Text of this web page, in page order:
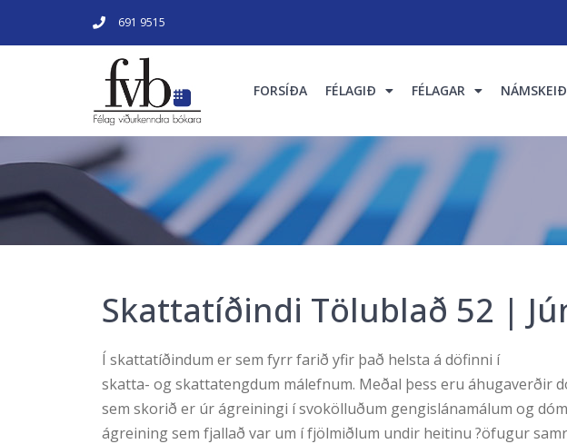
691 9515
FORSÍÐA FÉLAGIÐ FÉLAGAR
Skattatíðindi Tölublað 52 |
Í skattatíðindum er sem fyrr farið yfir það helsta á döfinni í
skatta- og skattatengdum málefnum. Meðal þess eru áhugaverðir
sem skorið er úr ágreiningi í svokölluðum gengislánamálum og
ágreining sem fjallað var um í fjölmiðlum undir heitinu ?öfugur